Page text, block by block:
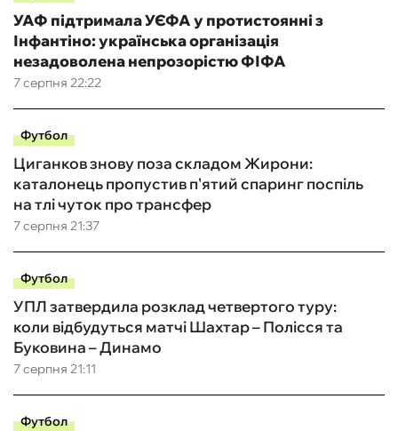
7 серпня 22:22
УАФ підтримала УЄФА у протистоянні з
Інфантіно: українська організація
незадоволена непрозорістю ФІФА
Футбол
7 серпня 21:37
Циганков знову поза складом Жирони:
каталонець пропустив п'ятий спаринг поспіль
на тлі чуток про трансфер
Футбол
7 серпня 21:11
УПЛ затвердила розклад четвертого туру:
коли відбудуться матчі Шахтар – Полісся та
Буковина – Динамо
Футбол